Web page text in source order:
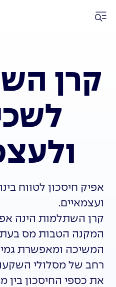
קרן
אפיק חיסכון לטווח
ועצמאיים.
קרן השתלמות הינה
המקנה הטבות מס
המשיכה ומאפשרת
רחב של מסלולי
את כספי החיסכון בין